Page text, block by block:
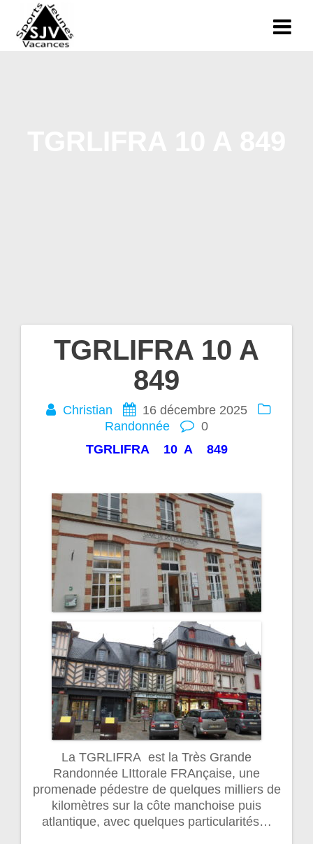
TGRLIFRA 10 A
849
Christian
16 décembre 2025
Randonnée
0
TGRLIFRA 10 A 849
La TGRLIFRA est la Très Grande
Randonnée LIttorale FRAnçaise, une
promenade pédestre de quelques milliers de
kilomètres sur la côte manchoise puis
atlantique, avec quelques particularités…
Navigation
l’article